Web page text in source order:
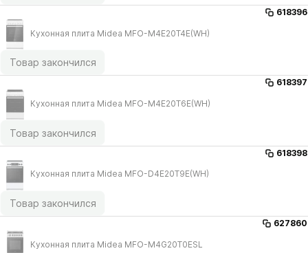
618396
Кухонная плита Midea MFO-M4E20T4E(WH)
Товар закончился
618397
Кухонная плита Midea MFO-M4E20T6E(WH)
Товар закончился
618398
Кухонная плита Midea MFO-D4E20T9E(WH)
Товар закончился
627860
Кухонная плита Midea MFO-M4G20T0ESL